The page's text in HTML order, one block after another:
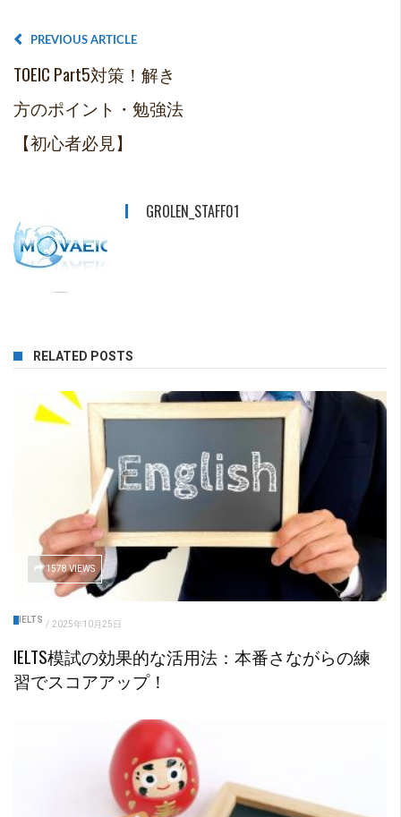
PREVIOUS ARTICLE
TOEIC Part5対策！解き
方のポイント・勉強法
【初心者必見】
GROLEN_STAFF01
RELATED POSTS
1578 VIEWS
IELTS / 2025年10月25日
IELTS模試の効果的な活用法：本番さながらの練
習でスコアアップ！